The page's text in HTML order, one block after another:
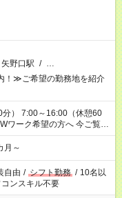
矢野口駅 / …
！≫ご希望の勤務地を紹介
つのお仕事の勤務時間の合
す。
月～
自由 / シフト勤務 / 10名以
ンスキル不要